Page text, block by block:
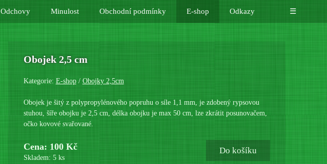
Odchovy Minulost Obchodní podmínky E-shop Odkazy ☰
Obojek 2,5 cm
Kategorie: E-shop/ Obojky 2,5cm
Obojek je šitý z polypropylénového popruhu o síle 1,1 mm, je zdobený rypsovou
stuhou, šíře obojku je 2,5 cm, délka obojku je max 50 cm, lze zkrátit posunovačem,
očko kovové svařované.
Cena: 100 Kč
Skladem: 5 ks
Do košíku